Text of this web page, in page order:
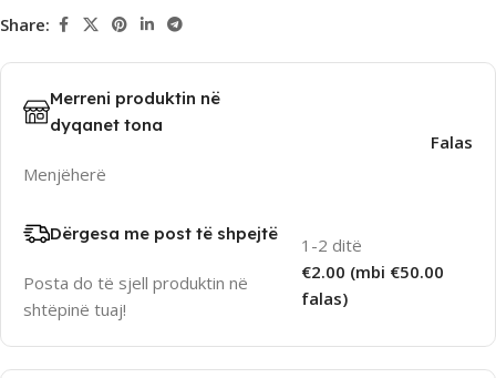
Share:
Merreni produktin në
dyqanet tona
Menjëherë
Falas
Dërgesa me post të shpejtë
Posta do të sjell produktin në
shtëpinë tuaj!
1-2 ditë
€2.00 (mbi €50.00
falas)